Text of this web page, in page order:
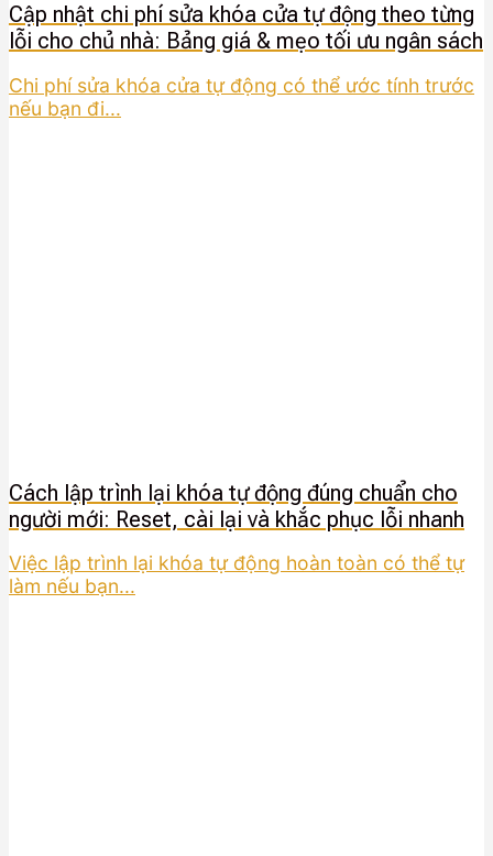
Cập nhật chi phí sửa khóa cửa tự động theo từng
lỗi cho chủ nhà: Bảng giá & mẹo tối ưu ngân sách
Chi phí sửa khóa cửa tự động có thể ước tính trước
nếu bạn đi...
Cách lập trình lại khóa tự động đúng chuẩn cho
người mới: Reset, cài lại và khắc phục lỗi nhanh
Việc lập trình lại khóa tự động hoàn toàn có thể tự
làm nếu bạn...